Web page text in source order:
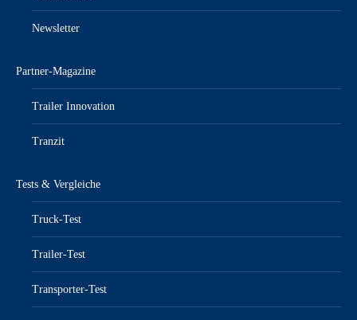
Newsletter
Partner-Magazine
Trailer Innovation
Tranzit
Tests & Vergleiche
Truck-Test
Trailer-Test
Transporter-Test